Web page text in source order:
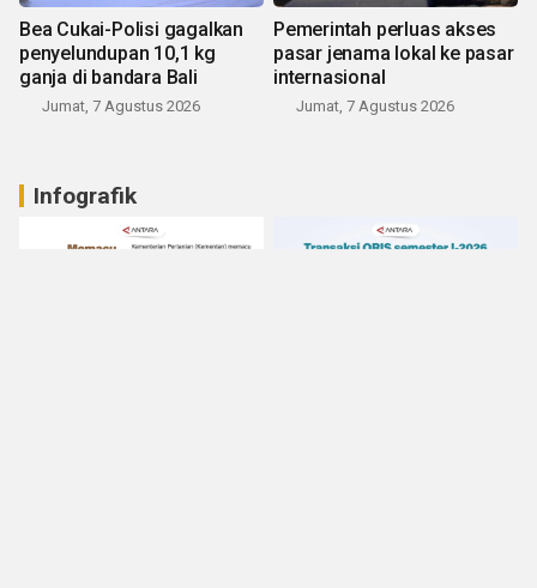
Bea Cukai-Polisi gagalkan
penyelundupan 10,1 kg
ganja di bandara Bali
Jumat, 7 Agustus 2026
Pemerintah perluas akses
pasar jenama lokal ke pasar
internasional
Jumat, 7 Agustus 2026
Infografik